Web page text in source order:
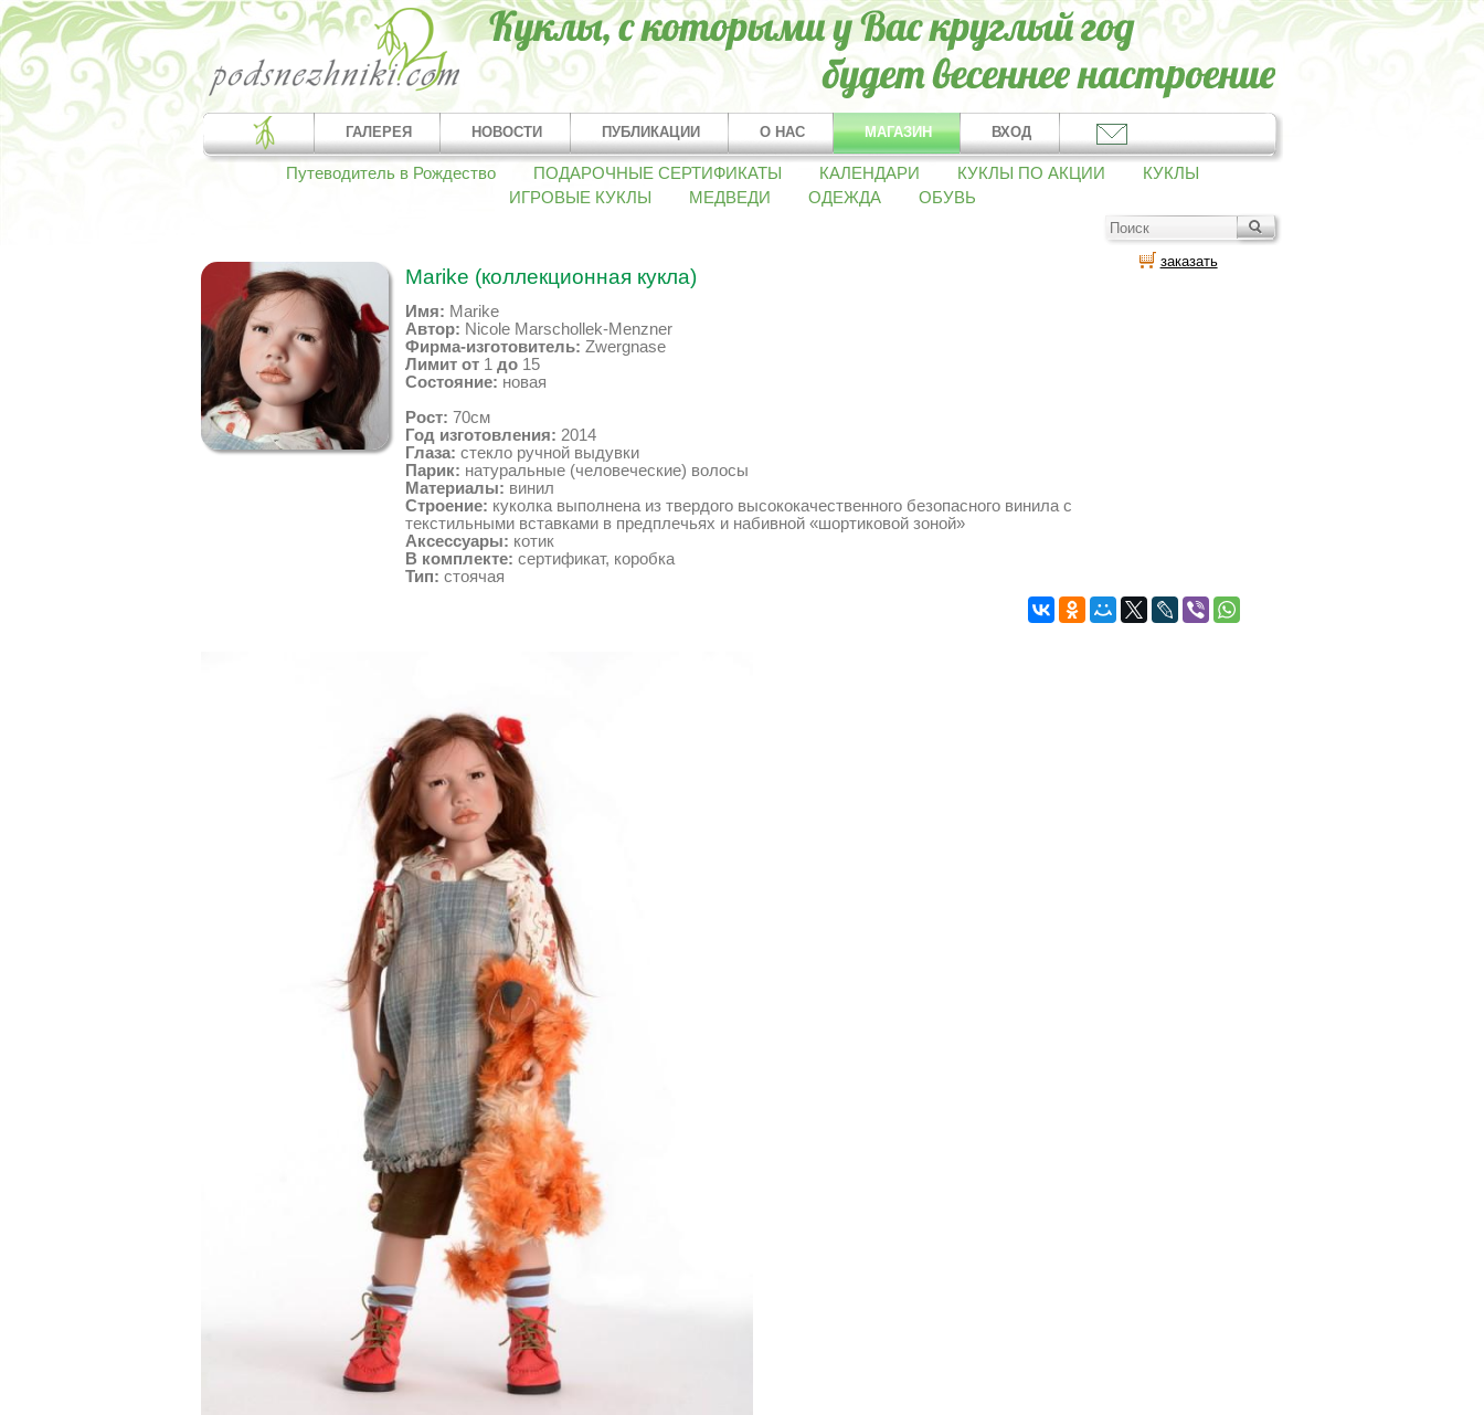
ГАЛЕРЕЯ НОВОСТИ ПУБЛИКАЦИИ О НАС МАГАЗИН ВХОД
Путеводитель в Рождество ПОДАРОЧНЫЕ СЕРТИФИКАТЫ КАЛЕНДАРИ КУКЛЫ ПО АКЦИИ
КУКЛЫ
ИГРОВЫЕ КУКЛЫ
МЕДВЕДИ ОДЕЖДА ОБУВЬ
Marike (коллекционная кукла)
Имя: Marike
Автор: Nicole Marschollek-Menzner
Фирма-изготовитель: Zwergnase
Лимит от 1 до 15
Состояние: новая
Рост: 70см
Год изготовления: 2014
Глаза: стекло ручной выдувки
Парик: натуральные (человеческие) волосы
Материалы: винил
Строение: куколка выполнена из твердого высококачественного безопасного винила с
текстильными вставками в предплечьях и набивной «шортиковой зоной»
Аксессуары: котик
В комплекте: сертификат, коробка
Тип: стоячая
заказать